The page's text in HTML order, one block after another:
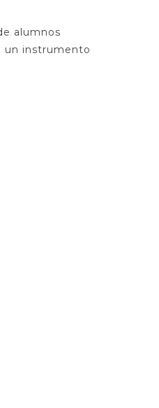
alumnos
un instrumento